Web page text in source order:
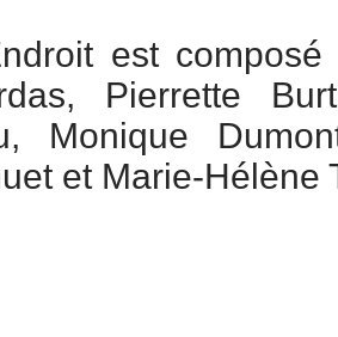
est
Pierrette
Monique
et Marie-Hélène